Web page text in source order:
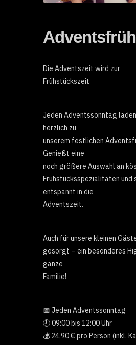
Die Adventszeit wird zur
Frühstückszeit
Jeden Adventssonntag
herzlich zu
unserem festlichen
Genießt eine
noch größere Auswahl an
Frühstücksspezialitäten
entspannt in die
Adventszeit.
Auch für unsere kleinen
gesorgt – ein besonderes
ganze
Familie!
📅 Jeden Adventssonntag
🕘 09:00 bis 12:00 Uhr
💰 24,90 € pro Person (inkl.